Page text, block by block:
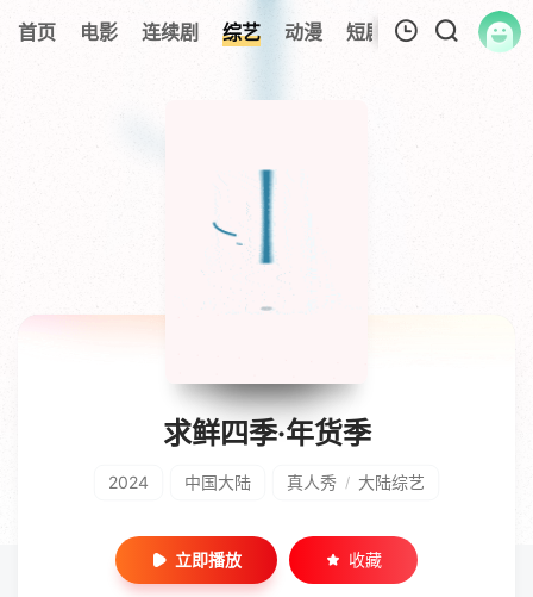
首页 电影 连续剧 综艺 动漫 短剧大全 纪录片
暂无观看影片的记录
求鲜四季·年货季
2024 中国大陆 真人秀 / 大陆综艺
立即播放 收藏